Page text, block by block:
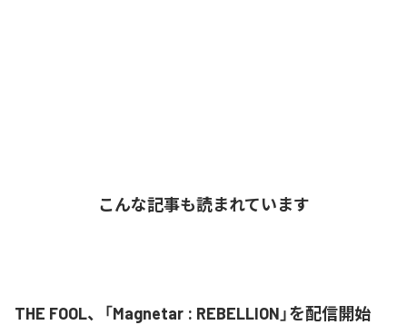
こんな記事も読まれています
THE FOOL、「Magnetar : REBELLION」を配信開始